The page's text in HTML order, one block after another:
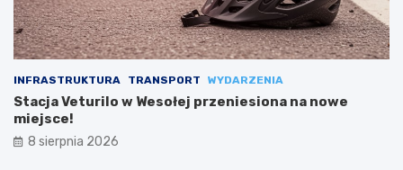
INFRASTRUKTURA TRANSPORT WYDARZENIA
Stacja Veturilo w Wesołej przeniesiona na nowe
miejsce!
8 sierpnia 2026